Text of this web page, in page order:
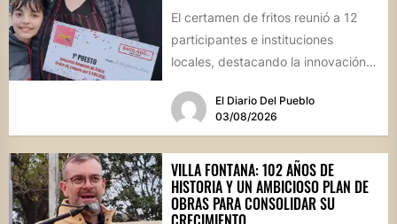
El certamen de fritos reunió a 12
participantes e instituciones
locales, destacando la innovación
El Diario Del Pueblo
03/08/2026
VILLA FONTANA: 102 AÑOS DE
HISTORIA Y UN AMBICIOSO PLAN DE
OBRAS PARA CONSOLIDAR SU